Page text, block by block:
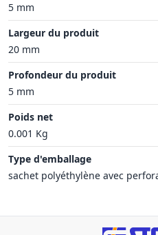
5 mm
Largeur du produit
20 mm
Profondeur du produit
5 mm
Poids net
0.001 Kg
Type d'emballage
sachet polyéthylène avec